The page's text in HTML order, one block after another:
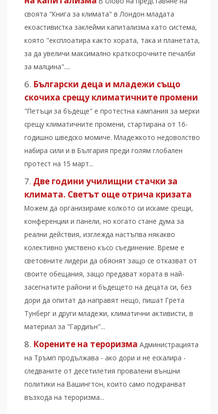
своята "Книга за климата" в Лондон младата
екоастивистка заклейми капитализма като система,
която "експлоатира както хората, така и планетата,
за да увеличи максимално краткосрочните печалби
за малцина"....
Български деца и младежи също
скочиха срещу климатичните промени
"Петъци за бъдеще" е протестна кампания за мерки
срещу климатичните промени, стартирана от 16-
годишно шведско момиче. Младежкото недоволство
набира сили и в България преди голям глобален
протест на 15 март...
Две години училищни стачки за
климата. Светът още отрича кризата
Можем да организираме колкото си искаме срещи,
конференции и панели, но когато стане дума за
реални действия, изглежда настъпва някакво
колективно умствено късо съединение. Време е
световните лидери да обяснят защо се отказват от
своите обещания, защо предават хората в най-
засегнатите райони и бъдещето на децата си, без
дори да опитат да направят нещо, пишат Грета
Тунберг и други младежи, климатични активисти, в
материал за "Гардиън"...
Корените на тероризма Администрацията
на Тръмп продължава - ако дори и не ескалира -
следваните от десетилетия провалени външни
политики на Вашингтон, които само подхранват
възхода на тероризма...